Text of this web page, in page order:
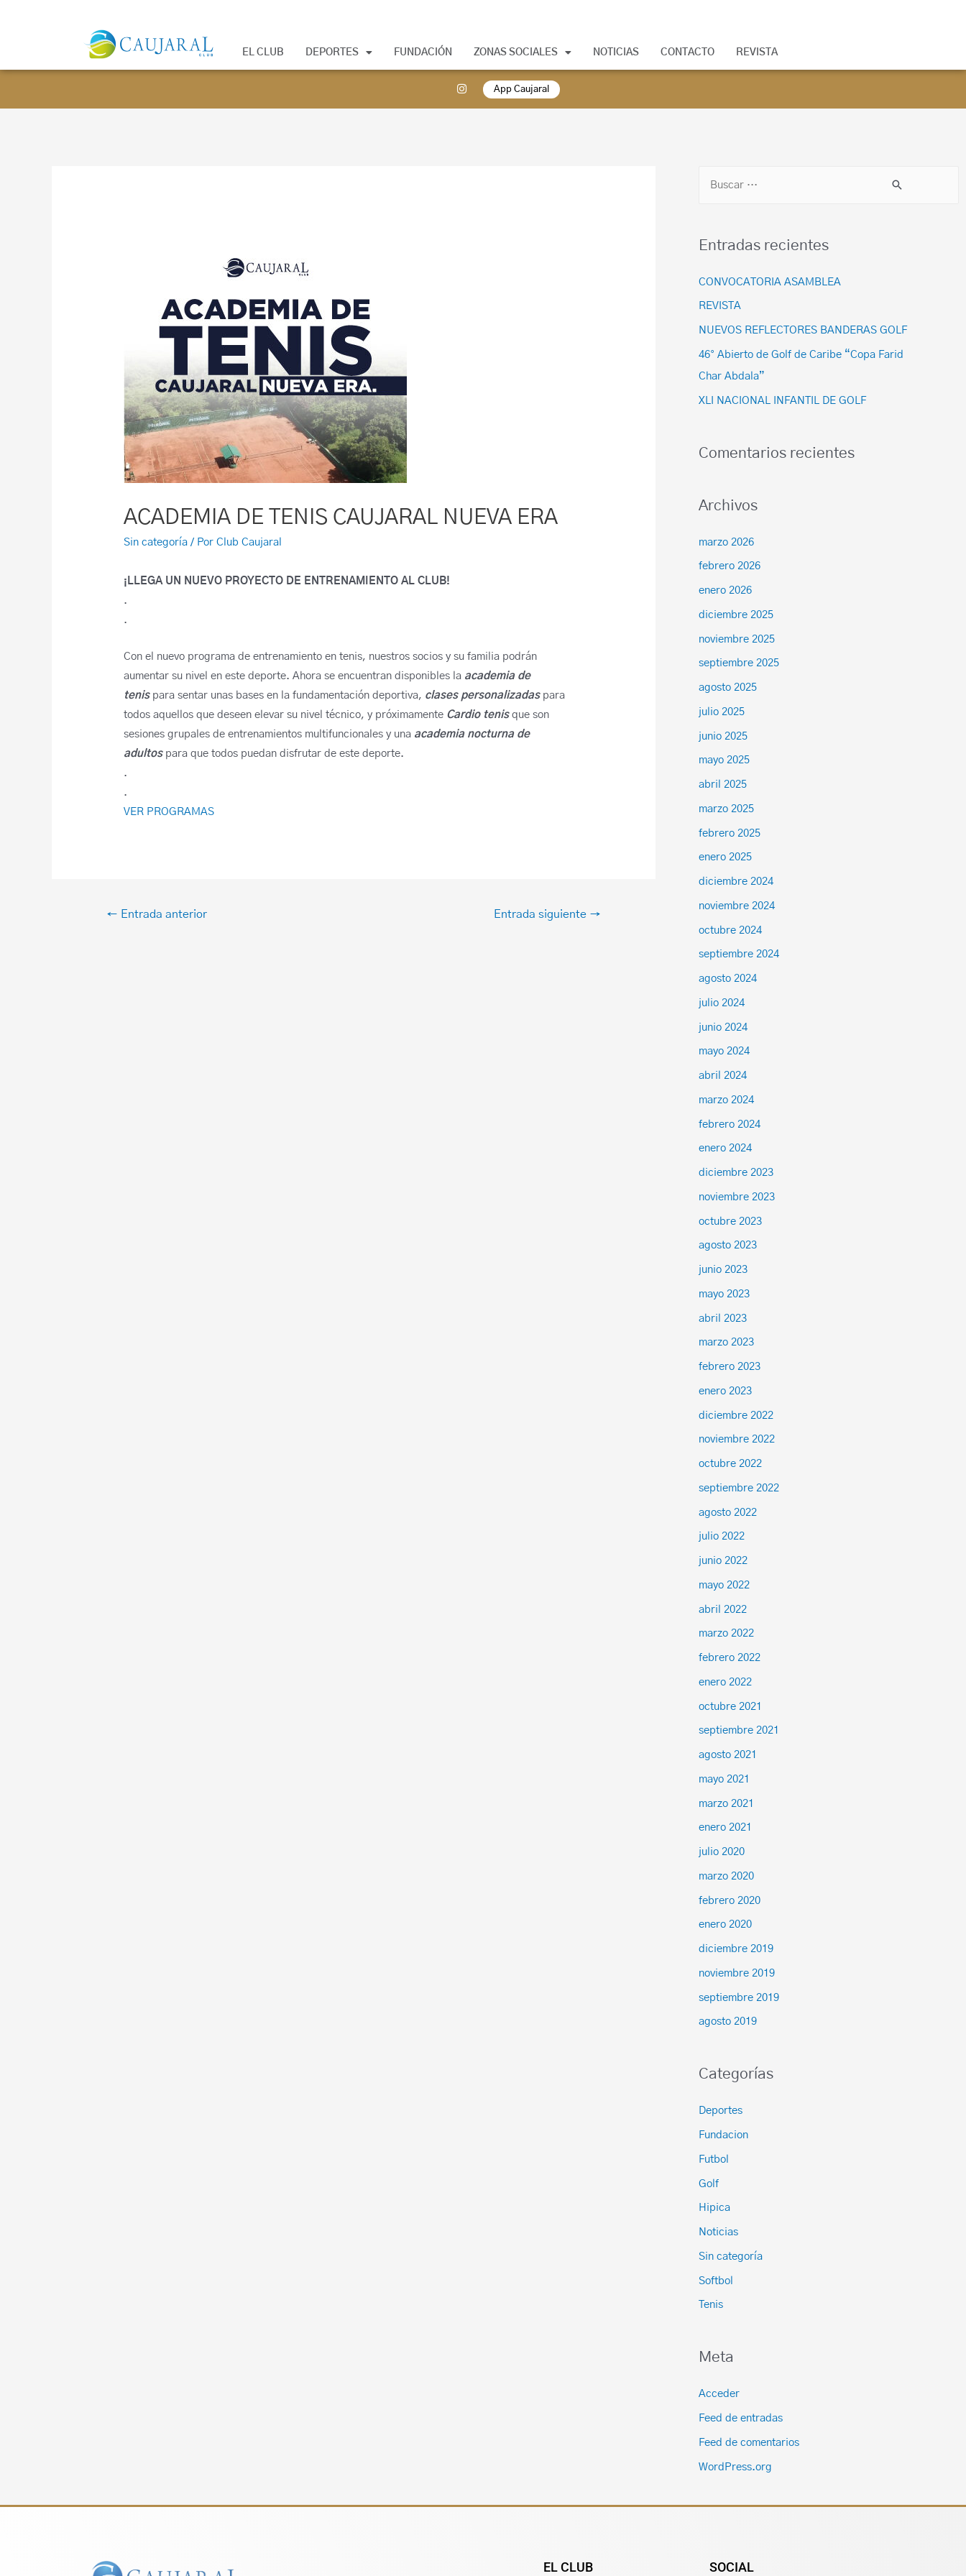
EL CLUB DEPORTES FUNDACIÓN ZONAS SOCIALES NOTICIAS CONTACTO REVISTA
App Caujaral
ACADEMIA DE TENIS CAUJARAL NUEVA ERA
Sin categoría / PorClub Caujaral
¡LLEGA UN NUEVO PROYECTO DE ENTRENAMIENTO AL CLUB!
.
.
Con el nuevo programa de entrenamiento en tenis, nuestros socios y su familia podrán
aumentar su nivel en este deporte. Ahora se encuentran disponibles la academia de
tenis para sentar unas bases en la fundamentación deportiva, clases personalizadaspara
todos aquellos que deseen elevar su nivel técnico, y próximamente Cardio tenisque son
sesiones grupales de entrenamientos multifuncionales y una academia nocturna de
adultospara que todos puedan disfrutar de este deporte.
.
.
VER PROGRAMAS
← Entrada anterior Entrada siguiente →
Entradas recientes
CONVOCATORIA ASAMBLEA
REVISTA
NUEVOS REFLECTORES BANDERAS GOLF
46° Abierto de Golf de Caribe “Copa Farid
Char Abdala”
XLI NACIONAL INFANTIL DE GOLF
Comentarios recientes
Archivos
marzo 2026
febrero 2026
enero 2026
diciembre 2025
noviembre 2025
septiembre 2025
agosto 2025
julio 2025
junio 2025
mayo 2025
abril 2025
marzo 2025
febrero 2025
enero 2025
diciembre 2024
noviembre 2024
octubre 2024
septiembre 2024
agosto 2024
julio 2024
junio 2024
mayo 2024
abril 2024
marzo 2024
febrero 2024
enero 2024
diciembre 2023
noviembre 2023
octubre 2023
agosto 2023
junio 2023
mayo 2023
abril 2023
marzo 2023
febrero 2023
enero 2023
diciembre 2022
noviembre 2022
octubre 2022
septiembre 2022
agosto 2022
julio 2022
junio 2022
mayo 2022
abril 2022
marzo 2022
febrero 2022
enero 2022
octubre 2021
septiembre 2021
agosto 2021
mayo 2021
marzo 2021
enero 2021
julio 2020
marzo 2020
febrero 2020
enero 2020
diciembre 2019
noviembre 2019
septiembre 2019
agosto 2019
Categorías
Deportes
Fundacion
Futbol
Golf
Hipica
Noticias
Sin categoría
Softbol
Tenis
Meta
Acceder
Feed de entradas
Feed de comentarios
WordPress.org
EL CLUB SOCIAL